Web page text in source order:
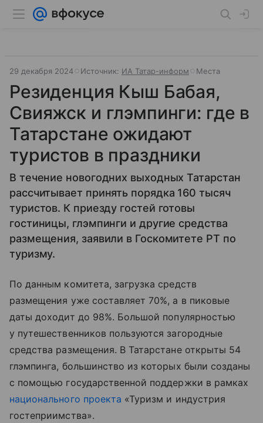
29 декабря 2024 Источник: ИА Татар-информ Места
Резиденция Кыш Бабая,
Свияжск и глэмпинги: где в
Татарстане ожидают
туристов в праздники
В течение новогодних выходных Татарстан
рассчитывает принять порядка 160 тысяч
туристов. К приезду гостей готовы
гостиницы, глэмпинги и другие средства
размещения, заявили в Госкомитете РТ по
туризму.
По данным комитета, загрузка средств
размещения уже составляет 70%, а в пиковые
даты доходит до 98%. Большой популярностью
у путешественников пользуются загородные
средства размещения. В Татарстане открыты 54
глэмпинга, большинство из которых были созданы
с помощью государственной поддержки в рамках
национального проекта «Туризм и индустрия
гостеприимства».